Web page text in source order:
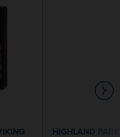
HIGHLAND